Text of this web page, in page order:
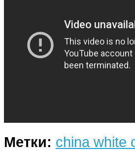
Метки: china white